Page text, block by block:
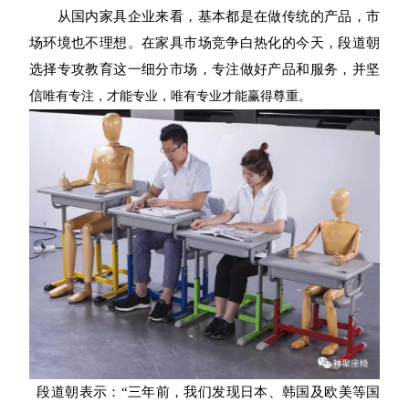
从国内家具企业来看，基本都是在做传统的产品，市
场环境也不理想。在家具市场竞争白热化的今天，段道朝
选择专攻教育这一细分市场，专注做好产品和服务，并坚
信唯有专注，才能专业，唯有专业才能赢得尊重。
段道朝表示：“三年前，我们发现日本、韩国及欧美等国